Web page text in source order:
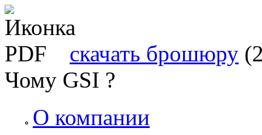
скачать брошюру
Чому GSI ?
О компании